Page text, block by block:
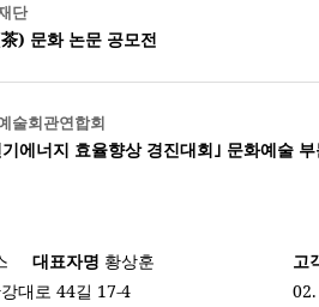
단
) 문화 논문 공모전
술회관연합회
에너지 효율향상 경진대회｣ 문화예술
대표자명 황상훈
대로 44길 17-4
고